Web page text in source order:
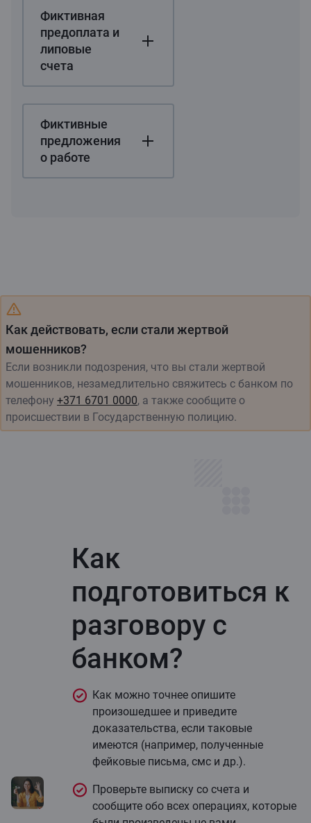
Фиктивная
предоплата и
липовые
счета
Фиктивные
предложения
о работе
Как действовать, если стали жертвой
мошенников?
Если возникли подозрения, что вы стали жертвой
мошенников, незамедлительно свяжитесь с банком по
телефону +371 6701 0000, а также сообщите о
происшествии в Государственную полицию.
Как
подготовиться к
разговору с
банком?
Как можно точнее опишите
произошедшее и приведите
доказательства, если таковые
имеются (например, полученные
фейковые письма, смс и др.).
Проверьте выписку со счета и
сообщите обо всех операциях, которые